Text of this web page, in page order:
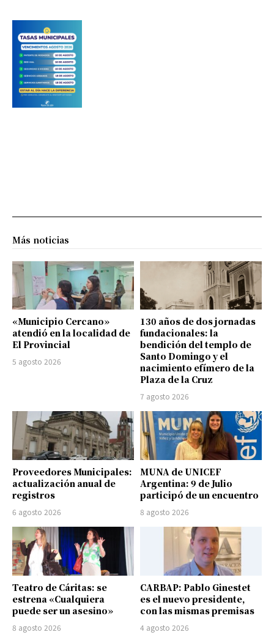
Más noticias
«Municipio Cercano»
atendió en la localidad de
El Provincial
5 agosto 2026
130 años de dos jornadas
fundacionales: la
bendición del templo de
Santo Domingo y el
nacimiento efímero de la
Plaza de la Cruz
7 agosto 2026
Proveedores Municipales:
actualización anual de
registros
6 agosto 2026
MUNA de UNICEF
Argentina: 9 de Julio
participó de un encuentro
8 agosto 2026
Teatro de Cáritas: se
estrena «Cualquiera
puede ser un asesino»
8 agosto 2026
CARBAP: Pablo Ginestet
es el nuevo presidente,
con las mismas premisas
4 agosto 2026